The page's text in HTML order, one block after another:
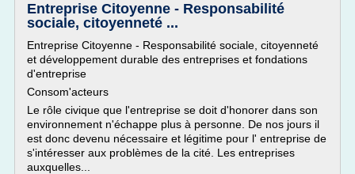
Entreprise Citoyenne - Responsabilité
sociale, citoyenneté ...
Entreprise Citoyenne - Responsabilité sociale, citoyenneté
et développement durable des entreprises et fondations
d'entreprise
Consom'acteurs
Le rôle civique que l'entreprise se doit d'honorer dans son
environnement n'échappe plus à personne. De nos jours il
est donc devenu nécessaire et légitime pour l' entreprise de
s'intéresser aux problèmes de la cité. Les entreprises
auxquelles...